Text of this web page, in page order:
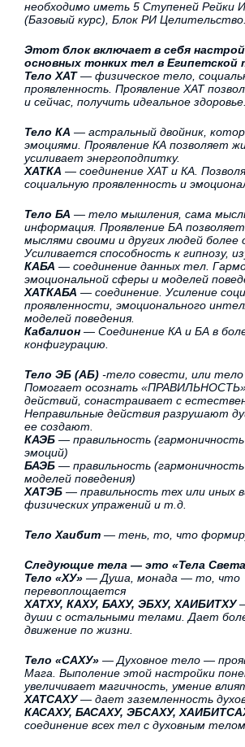
необходимо иметь 5 Ступеней Рейки
(Базовый курс), Блок РИ Целительство.
Этот блок включает в себя
основных тонких тел в Египетской
Тело ХАТ— физическое тело,
проявленность. Проявление ХАТ
и сейчас, получить идеальное здоровье.
Тело КА — астральный двойник,
эмоциями. Проявление КА позволяет
усиливает энергоподпитку.
ХАТКА — соединение ХАТ и КА.
социальную проявленность и
Тело БА — тело мышления, сама
информация. Проявление БА
мыслями своими и других людей более
Усиливается способность к гипнозу,
КАБА — соединение данных тел.
эмоциональной сферы и моделей
ХАТКАБА — соединение. Усиление
проявленности, эмоционального
моделей поведения.
Кабалион — Соединение КА и БА в
конфигурацию.
Тело ЭБ (АБ) -тело совести, или тело
Помогает осознать
действий, сонастраивает с
Неправильные действия разрушают
ее создают.
КАЭБ — правильность
эмоций)
БАЭБ — правильность
моделей поведения)
ХАТЭБ — правильность тех или иных
физических упражений и т.д.
Тело Хаибит — тень, то, что
Следующие тела — это «Тела
Тело «ХУ» — Душа, монада — то, что
перевоплощается
ХАТХУ, КАХУ, БАХУ, ЭБХУ, ХАИБИТХУ
души с остальными телами. Дает
движение по жизни.
Тело «САХУ» — Духовное тело —
Мага. Выполение этой настройки
увеличивает магичность, умение
ХАТСАХУ— дает заземленность
КАСАХУ, БАСАХУ, ЭБСАХУ,
соединение всех тел с духовным телом.